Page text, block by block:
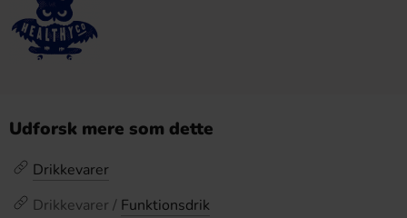
Udforsk mere som dette
Drikkevarer
Drikkevarer / Funktionsdrik